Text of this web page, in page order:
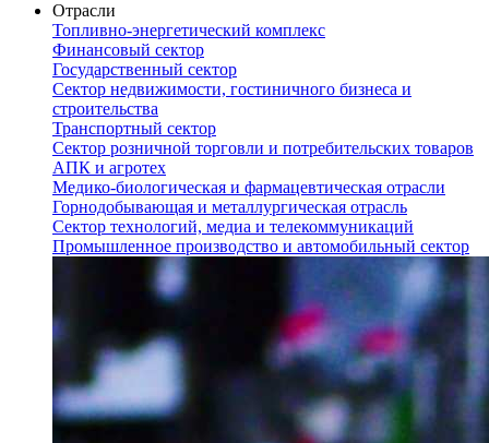
Отрасли
Топливно-энергетический комплекс
Финансовый сектор
Государственный сектор
Сектор недвижимости, гостиничного бизнеса и
строительства
Транспортный сектор
Сектор розничной торговли и потребительских товаров
АПК и агротех
Медико-биологическая и фармацевтическая отрасли
Горнодобывающая и металлургическая отрасль
Сектор технологий, медиа и телекоммуникаций
Промышленное производство и автомобильный сектор